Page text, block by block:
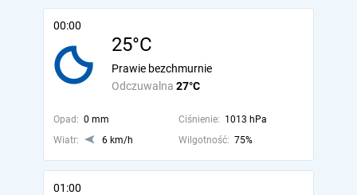
00:00
25°C
Odczuwalna 27°C
Prawie bezchmurnie
Opad: 0 mm Ciśnienie: 1013 hPa
Wiatr:
6 km/h Wilgotność: 75%
01:00